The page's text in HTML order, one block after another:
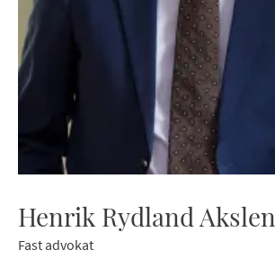
Henrik Rydland Akslen
Fast advokat